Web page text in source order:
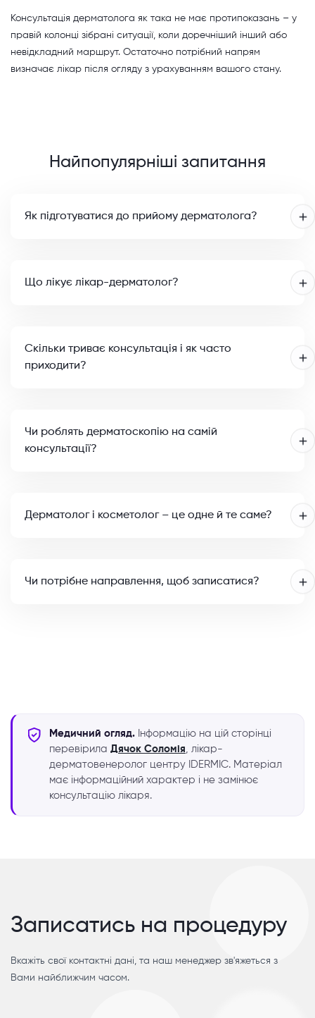
Консультація дерматолога як така не має протипоказань – у
правій колонці зібрані ситуації, коли доречніший інший або
невідкладний маршрут. Остаточно потрібний напрям
визначає лікар після огляду з урахуванням вашого стану.
Найпопулярніші запитання
Як підготуватися до прийому дерматолога?
Що лікує лікар-дерматолог?
Скільки триває консультація і як часто
приходити?
Чи роблять дерматоскопію на самій
консультації?
Дерматолог і косметолог – це одне й те саме?
Чи потрібне направлення, щоб записатися?
Медичний огляд. Інформацію на цій сторінці
перевірила Дячок Соломія, лікар-
дерматовенеролог центру IDERMIC. Матеріал
має інформаційний характер і не замінює
консультацію лікаря.
Записатись на процедуру
Вкажіть свої контактні дані, та наш менеджер зв'яжеться з
Вами найближчим часом.